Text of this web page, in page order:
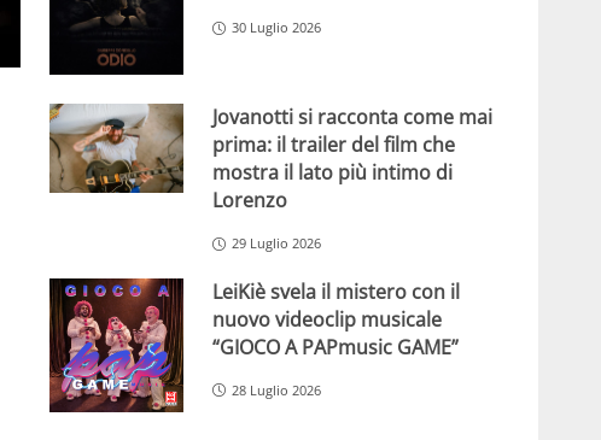
30 Luglio 2026
Jovanotti si racconta come mai
prima: il trailer del film che
mostra il lato più intimo di
Lorenzo
29 Luglio 2026
LeiKiè svela il mistero con il
nuovo videoclip musicale
“GIOCO A PAPmusic GAME”
28 Luglio 2026